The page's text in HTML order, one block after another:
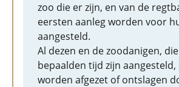
zoo die er zijn, en van de
eersten aanleg worden voor
aangesteld.
Al dezen en de zoodanigen,
bepaalden tijd zijn aangesteld,
worden afgezet of ontslagen